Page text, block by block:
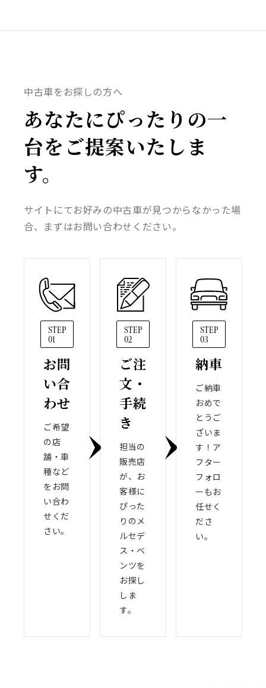
中古車をお探しの方へ
あなたにぴったりの一
台をご提案いたしま
す。
サイトにてお好みの中古車が見つからなかった場
合、まずはお問い合わせください。
STEP
01
お問
い合
わせ
ご希望
の店
舗・車
種など
をお問
い合わ
せくだ
さい。
STEP
02
ご注
文・
手続
き
担当の
販売店
が、お
客様に
ぴった
りのメ
ルセデ
ス・ベ
ンツを
お探し
しま
す。
STEP
03
納車
ご納車
おめで
とうご
ざいま
す！ア
フター
フォロ
ーもお
任せく
ださ
い。